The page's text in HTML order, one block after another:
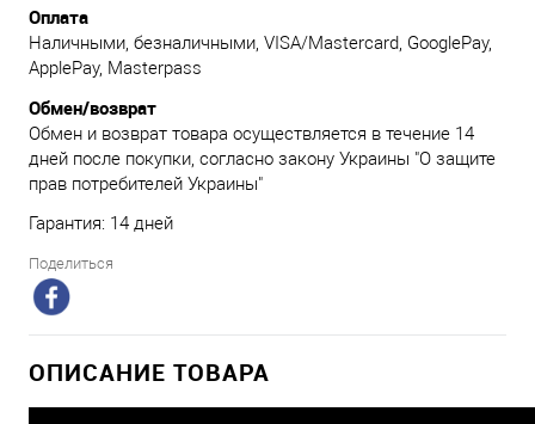
Оплата
Наличными, безналичными, VISA/Mastercard, GooglePay,
ApplePay, Masterpass
Обмен/возврат
Обмен и возврат товара осуществляется в течение 14
дней после покупки, согласно закону Украины "О защите
прав потребителей Украины"
Гарантия: 14 дней
Поделиться
ОПИСАНИЕ ТОВАРА